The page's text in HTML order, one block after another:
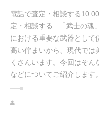
電話で査定・相談する
定・相談する 「武士の魂
における重要な武器として
高い佇まいから、現代では
くさんいます。今回はそ
などについてご紹介します